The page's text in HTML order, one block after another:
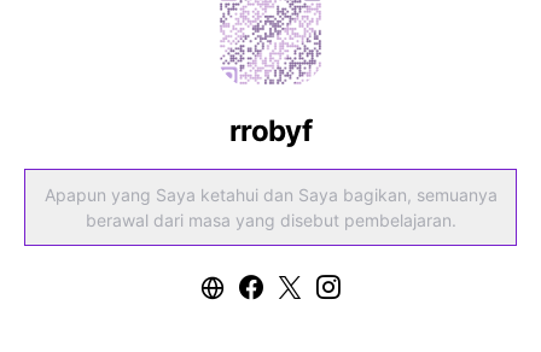
rrobyf
Apapun yang Saya ketahui dan Saya bagikan, semuanya
berawal dari masa yang disebut pembelajaran.